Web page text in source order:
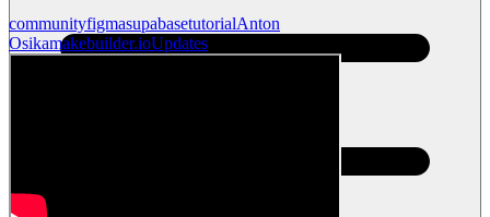
communityfigmasupabasetutorialAnton
Osikamakebuilder.ioUpdates